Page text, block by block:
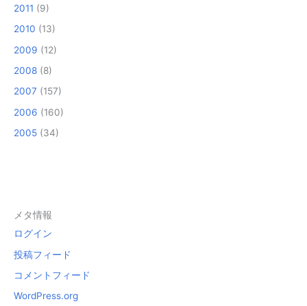
2011 (9)
2010 (13)
2009 (12)
2008 (8)
2007 (157)
2006 (160)
2005 (34)
メタ情報
ログイン
投稿フィード
コメントフィード
WordPress.org